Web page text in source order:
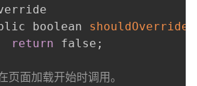
boolean
return false ;
面加载开始时调用。